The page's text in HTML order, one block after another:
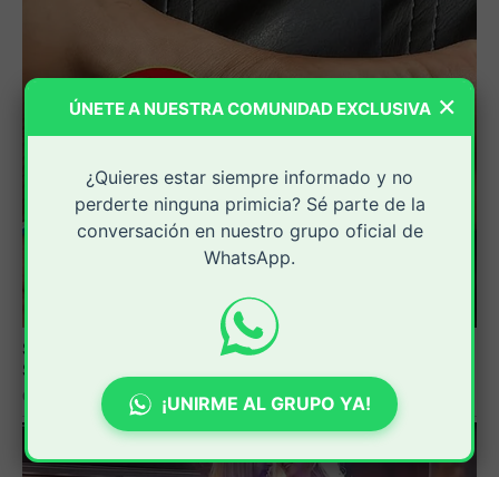
×
ÚNETE A NUESTRA COMUNIDAD EXCLUSIVA
¿Quieres estar siempre informado y no
perderte ninguna primicia? Sé parte de la
conversación en nuestro grupo oficial de
WhatsApp.
¡UNIRME AL GRUPO YA!